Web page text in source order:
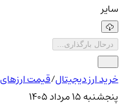
سایر
درحال بارگذاری...
خرید ارز دیجیتال/قیمت ارزهای
پنجشنبه ۱۵ مرداد ۱۴۰۵